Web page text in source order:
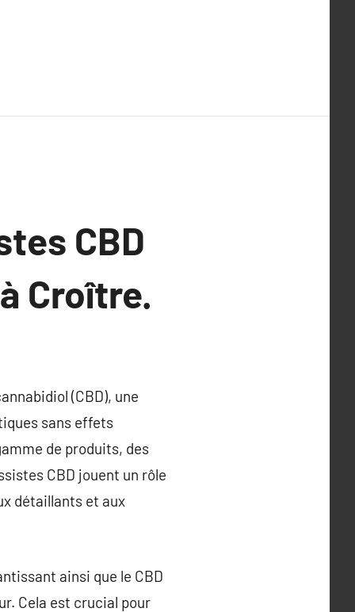
CBD
Croître.
(CBD), une
sans effets
de produits, des
CBD jouent un rôle
détaillants et aux
ainsi que le CBD
Cela est crucial pour